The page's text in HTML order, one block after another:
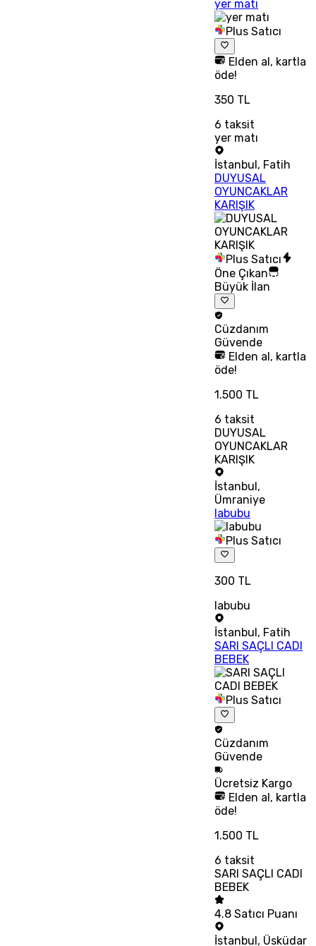
yer matı
Plus Satıcı
Elden al, kartla
öde!
350 TL
6 taksit
yer matı
İstanbul, Fatih
DUYUSAL
OYUNCAKLAR
KARIŞIK
Plus Satıcı
Öne Çıkan
Büyük İlan
Cüzdanım
Güvende
Elden al, kartla
öde!
1.500 TL
6 taksit
DUYUSAL
OYUNCAKLAR
KARIŞIK
İstanbul,
Ümraniye
labubu
Plus Satıcı
300 TL
labubu
İstanbul , Fatih
SARI SAÇLI CADI
BEBEK
Plus Satıcı
Cüzdanım
Güvende
Ücretsiz Kargo
Elden al, kartla
öde!
1.500 TL
6 taksit
SARI SAÇLI CADI
BEBEK
4.8 Satıcı Puanı
İstanbul, Üsküdar